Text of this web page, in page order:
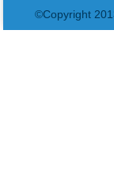
©Copyright